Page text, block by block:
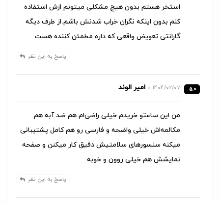
استخر هستم بدون هیچ مشکلی میتونم ازش استفاده
کنم بدون اینکه نگران خراب شدنش باشم.از طرف دیگه
گارانتی تعویض واقعی که داره مطمئن کننده هست
پاسخ به این نظر
5.0
1404/02/07 امیر الوند
من این ساعتو خریدم خیلی راضی‌ام هم ضد آبه هم
مکالمه‌اش خیلی واضحه و فارسی رو هم کامل پشتیبانی
میکنه سنسورهای سلامتیش دقیق کار میکنن و صفحه
نمایشش هم خیلی روون و خوبه
پاسخ به این نظر